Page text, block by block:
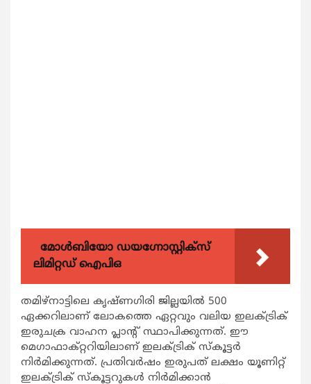
മോൾബിയോ ഡയഗ്നോസ്റ്റിക്സ്
ലിമിറ്റഡ് ഐപിഒ
തമിഴ്നാട്ടിലെ കൃഷ്ണഗിരി ജില്ലയില്‍ 500
ഏക്കറിലാണ് ലോകത്തെ ഏറ്റവും വലിയ ഇലക്ട്രിക്
ഇരുചക്ര വാഹന പ്ലാന്റ് സ്ഥാപിക്കുന്നത്. ഈ
മെഗാഫാക്റ്ററിയിലാണ് ഇലക്ട്രിക് സ്‌കൂട്ടര്‍
നിര്‍മിക്കുന്നത്. പ്രതിവര്‍ഷം ഇരുപത് ലക്ഷം യൂണിറ്റ്
ഇലക്ട്രിക് സ്‌കൂട്ടറുകള്‍ നിര്‍മിക്കാന്‍